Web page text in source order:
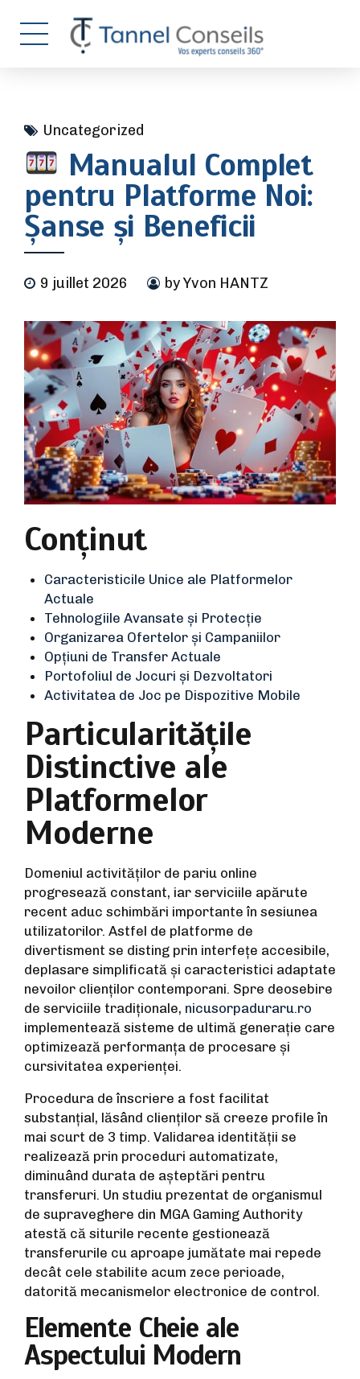
Uncategorized
Manualul Complet
pentru Platforme Noi:
Șanse și Beneficii
9 juillet 2026 by Yvon HANTZ
Conținut
Caracteristicile Unice ale Platformelor
Actuale
Tehnologiile Avansate și Protecție
Organizarea Ofertelor și Campaniilor
Opțiuni de Transfer Actuale
Portofoliul de Jocuri și Dezvoltatori
Activitatea de Joc pe Dispozitive Mobile
Particularitățile
Distinctive ale
Platformelor
Moderne
Domeniul activităților de pariu online
progresează constant, iar serviciile apărute
recent aduc schimbări importante în sesiunea
utilizatorilor. Astfel de platforme de
divertisment se disting prin interfețe accesibile,
deplasare simplificată și caracteristici adaptate
nevoilor clienților contemporani. Spre deosebire
de serviciile tradiționale, nicusorpaduraru.ro
implementează sisteme de ultimă generație care
optimizează performanța de procesare și
cursivitatea experienței.
Procedura de înscriere a fost facilitat
substanțial, lăsând clienților să creeze profile în
mai scurt de 3 timp. Validarea identității se
realizează prin proceduri automatizate,
diminuând durata de așteptări pentru
transferuri. Un studiu prezentat de organismul
de supraveghere din MGA Gaming Authority
atestă că siturile recente gestionează
transferurile cu aproape jumătate mai repede
decât cele stabilite acum zece perioade,
datorită mecanismelor electronice de control.
Elemente Cheie ale
Aspectului Modern